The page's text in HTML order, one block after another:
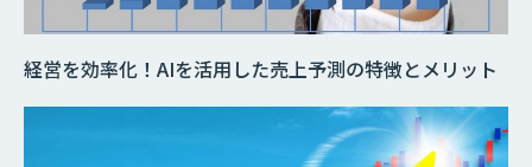
経営を効率化！AIを活用した売上予測の特徴とメリット